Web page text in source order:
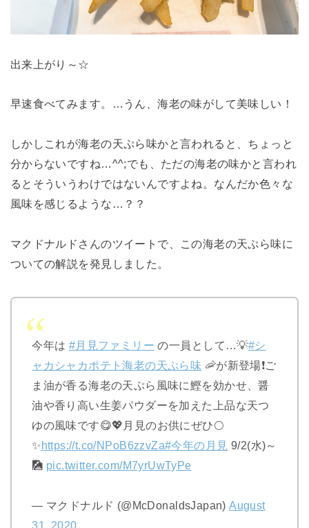
出来上がり～☆
早速食べてみます。…うん、海老の味がして美味しい！
しかしこれが海老の天ぷら味かと言われると、ちょっと
分からないですね…^^;でも、ただの海老の味かと言われ
るとそういうわけではないんですよね。なんだか色々な
風味を感じるような…？？
マクドナルドさんのツイートで、この海老の天ぷら味に
ついての解説を発見しました。
今年は #月見ファミリー の一員として…💡#シ
ャカシャカポテト海老の天ぷら味 🦐が新登場❗ご
ま油が香る海老の天ぷら風味に鰹を効かせ、醤
油や香り高い生姜パウダーを加えた上品な天つ
ゆの風味です😋💖月見のお供にぜひ🌕
✨ https://t.co/NPoB6zzvZa#今年の月見 9/2(水)～
🎑 pic.twitter.com/M7yrUwTyPe
— マクドナルド (@McDonaldsJapan)August
31, 2020